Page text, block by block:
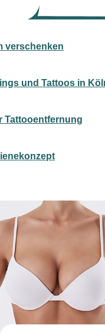
verschenken
und Tattoos in
Tattooentfernung